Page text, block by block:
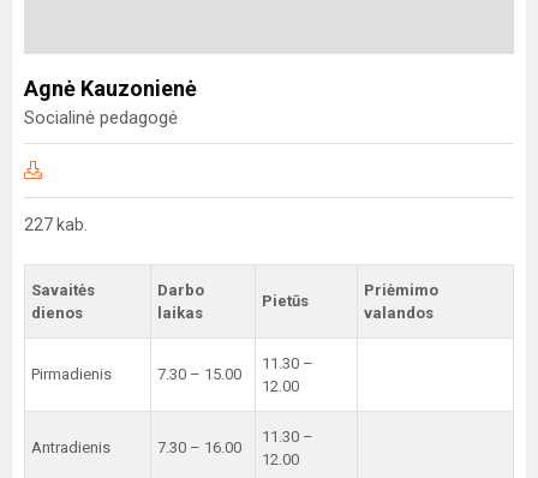
Agnė Kauzonienė
Socialinė pedagogė
227 kab.
Savaitės
dienos
Darbo
laikas
Pietūs
Priėmimo
valandos
Pirmadienis 7.30 – 15.00
11.30 –
12.00
Antradienis 7.30 – 16.00
11.30 –
12.00